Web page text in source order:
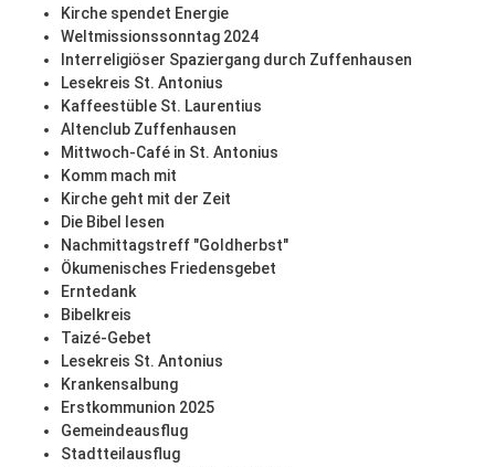
Kirche spendet Energie
Weltmissionssonntag 2024
Interreligiöser Spaziergang durch Zuffenhausen
Lesekreis St. Antonius
Kaffeestüble St. Laurentius
Altenclub Zuffenhausen
Mittwoch-Café in St. Antonius
Komm mach mit
Kirche geht mit der Zeit
Die Bibel lesen
Nachmittagstreff "Goldherbst"
Ökumenisches Friedensgebet
Erntedank
Bibelkreis
Taizé-Gebet
Lesekreis St. Antonius
Krankensalbung
Erstkommunion 2025
Gemeindeausflug
Stadtteilausflug